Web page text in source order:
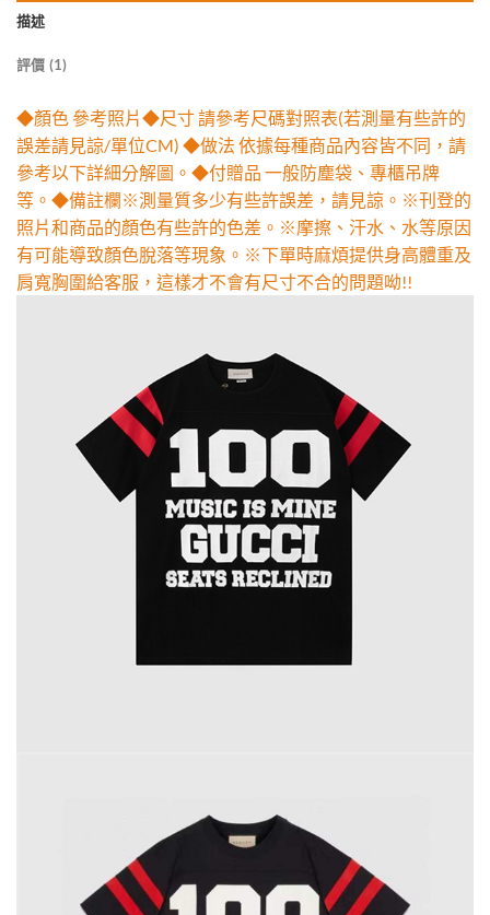
描述
評價 (1)
◆顏色 參考照片◆尺寸 請參考尺碼對照表(若測量有些許的
誤差請見諒/單位CM) ◆做法 依據每種商品內容皆不同，請
參考以下詳細分解圖。◆付贈品 一般防塵袋、專櫃吊牌
等。◆備註欄※測量質多少有些許誤差，請見諒。※刊登的
照片和商品的顏色有些許的色差。※摩擦、汗水、水等原因
有可能導致顏色脫落等現象。※下單時麻煩提供身高體重及
肩寬胸圍給客服，這樣才不會有尺寸不合的問題呦!!